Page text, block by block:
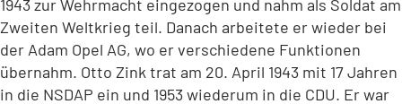
1943 zur Wehrmacht eingezogen und nahm als Soldat am
Zweiten Weltkrieg teil. Danach arbeitete er wieder bei
der Adam Opel AG, wo er verschiedene Funktionen
übernahm. Otto Zink trat am 20. April 1943 mit 17 Jahren
in die NSDAP ein und 1953 wiederum in die CDU. Er war